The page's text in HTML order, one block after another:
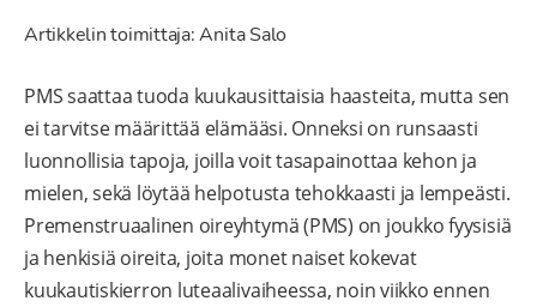
Artikkelin toimittaja: Anita Salo
PMS saattaa tuoda kuukausittaisia haasteita, mutta sen
ei tarvitse määrittää elämääsi. Onneksi on runsaasti
luonnollisia tapoja, joilla voit tasapainottaa kehon ja
mielen, sekä löytää helpotusta tehokkaasti ja lempeästi.
Premenstruaalinen oireyhtymä (PMS) on joukko fyysisiä
ja henkisiä oireita, joita monet naiset kokevat
kuukautiskierron luteaalivaiheessa, noin viikko ennen